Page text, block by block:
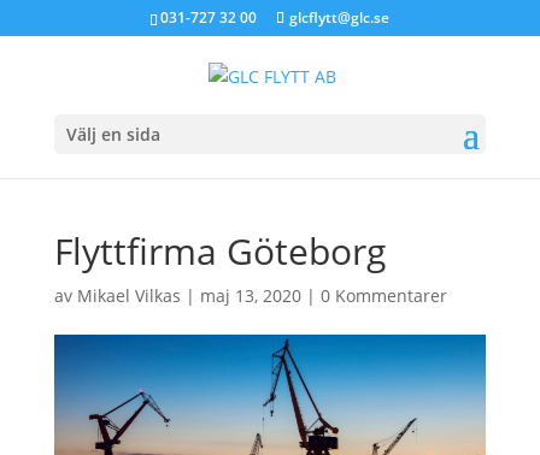
031-727 32 00 glcflytt@glc.se
Välj en sida
Flyttfirma Göteborg
av Mikael Vilkas | maj 13, 2020| 0 Kommentarer